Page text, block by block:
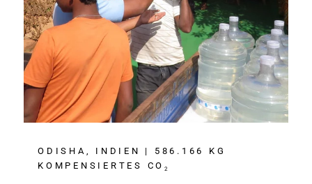
ODISHA, INDIEN | 586.166 KG
KOMPENSIERTES CO2